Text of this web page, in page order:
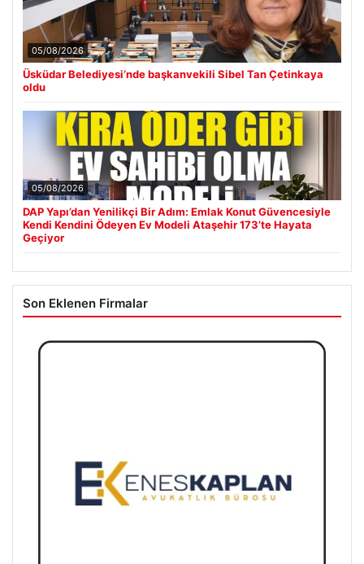
05/08/2026
Üsküdar Belediyesi’nde başkanvekili Sibel Tan Çetinkaya
oldu
05/08/2026
DAP Yapı’dan Yenilikçi Bir Adım: Emlak Konut Güvencesiyle
Kendi Kendini Ödeyen Ev Modeli Ataşehir 173’te Hayata
Geçiyor
Son Eklenen Firmalar